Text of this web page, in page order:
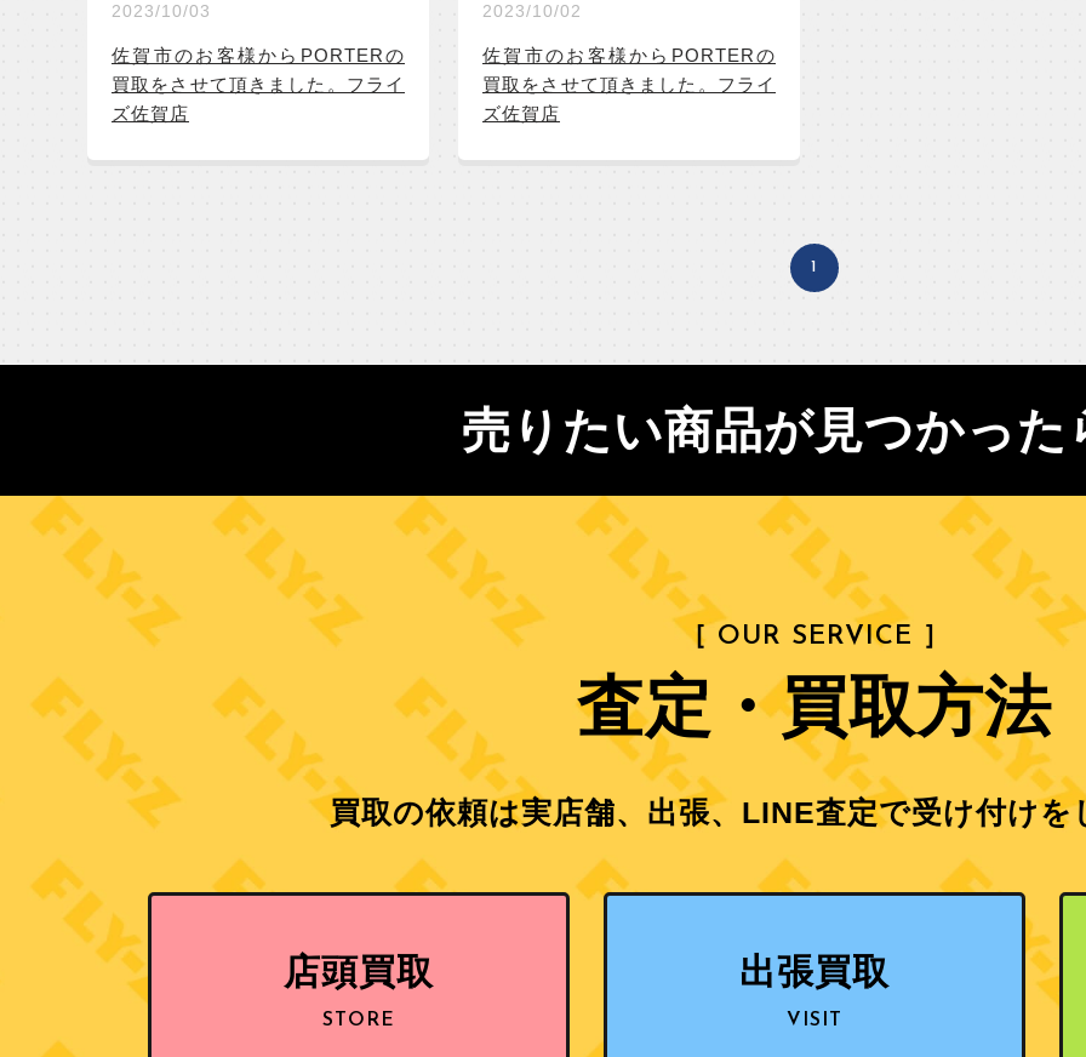
2023/10/03
佐賀市のお客様からPORTERの
買取をさせて頂きました。フライ
ズ佐賀店
2023/10/02
佐賀市のお客様からPORTERの
買取をさせて頂きました。フライ
ズ佐賀店
1
売りたい商品が見つかっ
［ OUR SERVICE ］
査定・買取方法
買取の依頼は実店舗、出張、LINE査定で受け付けを
店頭買取
STORE
出張買取
VISIT